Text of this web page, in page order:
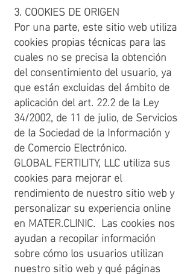
3. COOKIES DE ORIGEN
Por una parte, este sitio web utiliza
cookies propias técnicas para las
cuales no se precisa la obtención
del consentimiento del usuario, ya
que están excluidas del ámbito de
aplicación del art. 22.2 de la Ley
34/2002, de 11 de julio, de Servicios
de la Sociedad de la Información y
de Comercio Electrónico.
GLOBAL FERTILITY, LLC utiliza sus
cookies para mejorar el
rendimiento de nuestro sitio web y
personalizar su experiencia online
en MATER.CLINIC. Las cookies nos
ayudan a recopilar información
sobre cómo los usuarios utilizan
nuestro sitio web y qué páginas